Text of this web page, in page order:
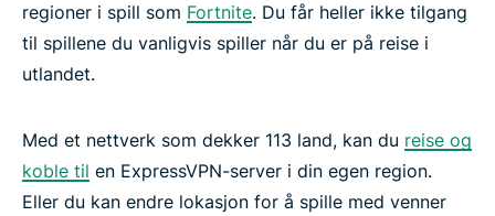
regioner i spill som Fortnite. Du får heller ikke tilgang
til spillene du vanligvis spiller når du er på reise i
utlandet.
Med et nettverk som dekker 113 land, kan du reise og
koble til en ExpressVPN-server i din egen region.
Eller du kan endre lokasjon for å spille med venner